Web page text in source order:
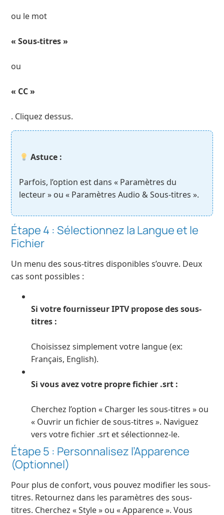
ou le mot
« Sous-titres »
ou
« CC »
. Cliquez dessus.
Astuce :
Parfois, l’option est dans « Paramètres du
lecteur » ou « Paramètres Audio & Sous-titres ».
Étape 4 : Sélectionnez la Langue et le
Fichier
Un menu des sous-titres disponibles s’ouvre. Deux
cas sont possibles :
Si votre fournisseur IPTV propose des sous-
titres :
Choisissez simplement votre langue (ex:
Français, English).
Si vous avez votre propre fichier .srt :
Cherchez l’option « Charger les sous-titres » ou
« Ouvrir un fichier de sous-titres ». Naviguez
vers votre fichier .srt et sélectionnez-le.
Étape 5 : Personnalisez l’Apparence
(Optionnel)
Pour plus de confort, vous pouvez modifier les sous-
titres. Retournez dans les paramètres des sous-
titres. Cherchez « Style » ou « Apparence ». Vous